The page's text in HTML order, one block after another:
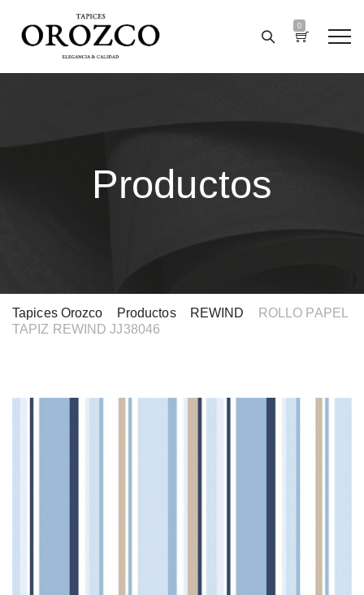
0
Productos
Tapices Orozco Productos> REWIND
ROLLO PAPEL
TAPIZ REWIND JJ38046